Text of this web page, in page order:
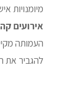
מיומנויות
אירועים
העמותה
להגביר את